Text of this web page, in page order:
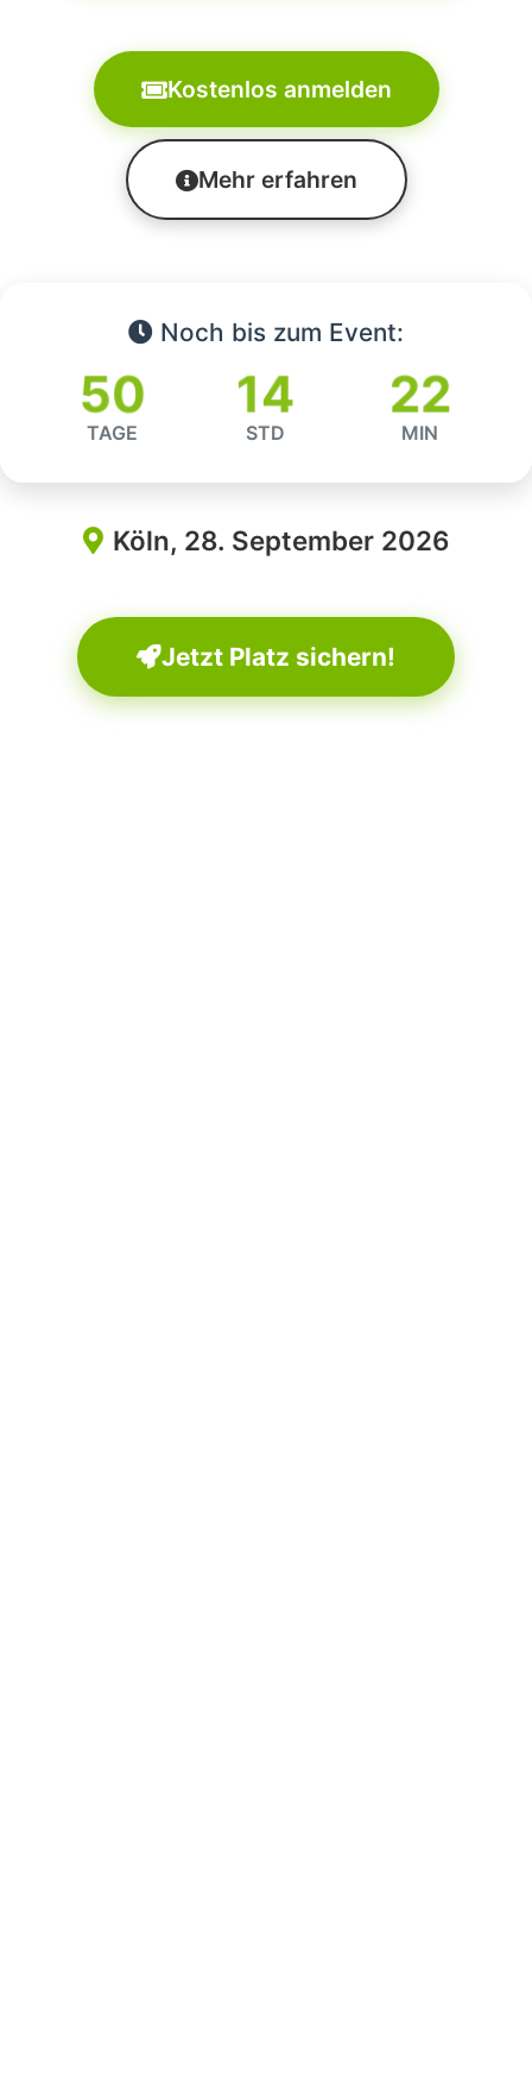
Kostenlos anmelden
Mehr erfahren
Noch bis zum Event:
50
TAGE
14
STD
22
MIN
Köln, 28. September 2026
Jetzt Platz sichern!